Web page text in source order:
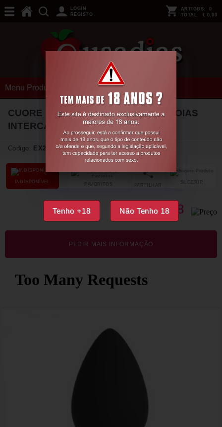
Tenho +18 Não Tenho 18
LOGIN
REGISTO
ARTIGOS: 0
TOTAL: € 0,00
Menu Produtos
CUORE PLUG ANAL MÉDIO COM 4 JOIAS
INTERCAMBIÁVEIS CRUSHIOUS
Código: EX24107
INDISPONÍVEL SUGERIR
PARTILHAR
FAVORITOS
€10, 18
PEDIR MAIS INFORMAÇÃO